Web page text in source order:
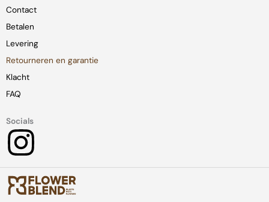
Contact
Betalen
Levering
Retourneren en garantie
Klacht
FAQ
Socials
I
n